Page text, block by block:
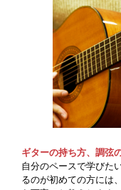
ギターの持ち方、調弦
自分のペースで学びた
るのが初めての方には